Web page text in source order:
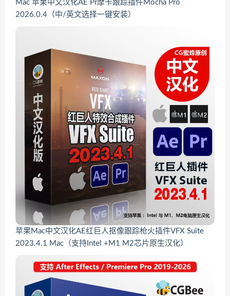
Mac 苹果中文汉化AE Pr摩卡跟踪插件Mocha Pro
2026.0.4（中/英文选择一键安装）
苹果Mac中文汉化AE红巨人抠像跟踪枪火插件VFX Suite
2023.4.1 Mac（支持Intel +M1 M2芯片原生汉化）